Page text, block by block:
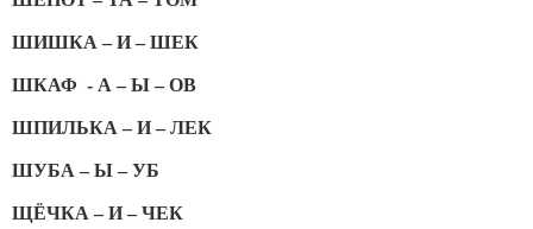
ШИШКА – И – ШЕК
ШКАФ - А – Ы – ОВ
ШПИЛЬКА – И – ЛЕК
ШУБА – Ы – УБ
ЩЁЧКА – И – ЧЕК